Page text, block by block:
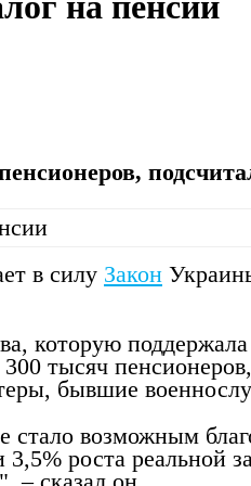
в силу Закон
которую
тысяч
бывшие
стало возможным
роста реальной